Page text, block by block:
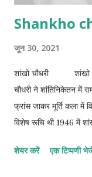
Shankho
जून 30, 2021
शांखो चौधरी शांखो
चौधरी ने शांतिनिकेतन में
फ्रांस जाकर मूर्ति कला में
विशेष रूचि थी 1946 में
के रुप में कार्य 1984 में
शेयर करें एक टिप्पणी